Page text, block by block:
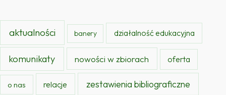
aktualności banery działalność edukacyjna
komunikaty nowości w zbiorach oferta
o nas relacje zestawienia bibliograficzne